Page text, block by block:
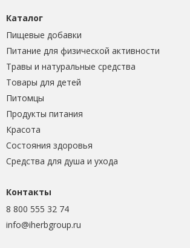
Каталог
Пищевые добавки
Питание для физической активности
Травы и натуральные средства
Товары для детей
Питомцы
Продукты питания
Красота
Состояния здоровья
Средства для душа и ухода
Контакты
8 800 555 32 74
info@iherbgroup.ru